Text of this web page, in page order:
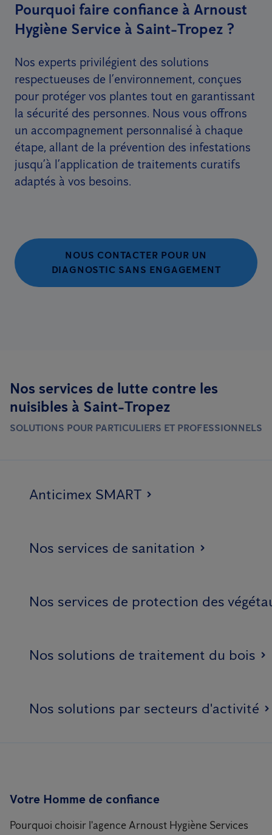
Pourquoi faire confiance à Arnoust
Hygiène Service à Saint-Tropez ?
Nos experts privilégient des solutions
respectueuses de l’environnement, conçues
pour protéger vos plantes tout en garantissant
la sécurité des personnes. Nous vous offrons
un accompagnement personnalisé à chaque
étape, allant de la prévention des infestations
jusqu’à l’application de traitements curatifs
adaptés à vos besoins.
NOUS CONTACTER POUR UN
DIAGNOSTIC SANS ENGAGEMENT
Nos services de lutte contre les
nuisibles à Saint-Tropez
SOLUTIONS POUR PARTICULIERS ET PROFESSIONNELS
Anticimex SMART
Nos services de sanitation
Nos services de protection des
Nos solutions de traitement du bois
Nos solutions par secteurs d'activité
Votre Homme de confiance
Pourquoi choisir l'agence Arnoust Hygiène Services